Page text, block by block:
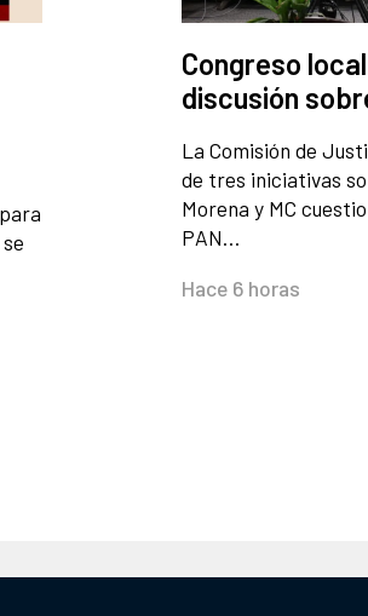
Congreso
discusión
La Comisión de
de tres iniciativas
Morena y MC
PAN…
Hace 6 horas